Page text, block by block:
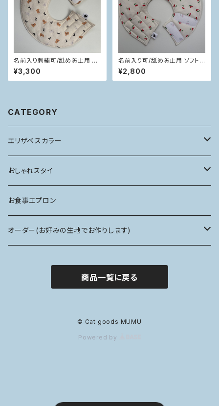
名前入り刺繍可/舐め防止用 ソ
フトエリカラ
¥3,300
名前入り可/舐め防止用 ソフト
エリカラ
¥2,800
CATEGORY
エリザベスカラー
ハードタイプ
ソフトタイプ
おしゃれスタイ
フリルスタイ
前掛けスタイ
スカラップスタイ
お食事エプロン
オーダー(お好みの生地でお作りします)
エリザベスカラー
商品一覧に戻る
© Cat goods MUMU
Powered by